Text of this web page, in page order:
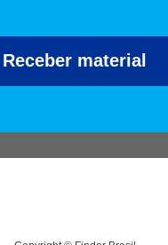
Receber material